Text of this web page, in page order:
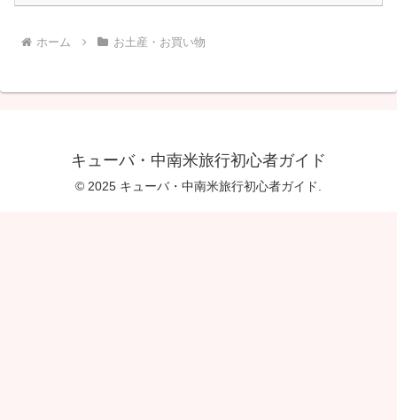
ホーム お土産・お買い物
キューバ・中南米旅行初心者ガイド
© 2025 キューバ・中南米旅行初心者ガイド.